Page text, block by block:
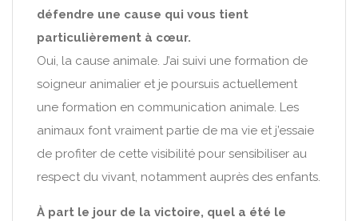
défendre une cause qui vous tient
particulièrement à cœur.
Oui, la cause animale. J’ai suivi une formation de
soigneur animalier et je poursuis actuellement
une formation en communication animale. Les
animaux font vraiment partie de ma vie et j’essaie
de profiter de cette visibilité pour sensibiliser au
respect du vivant, notamment auprès des enfants.
À part le jour de la victoire, quel a été le